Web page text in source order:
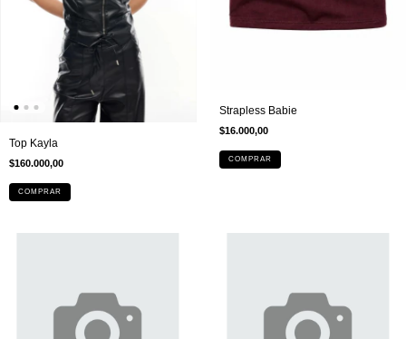
Top Kayla
$160.000,00
COMPRAR
Strapless Babie
$16.000,00
COMPRAR